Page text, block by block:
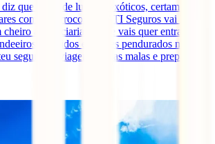
que gosta de lugares exóticos, certamente
como Marrocos. A IATI Seguros vai levar-
cheiro a especiarias, onde vais quer entrar em
coloridos e tapetes pendurados nas
seguro de viagens, faz as malas e prepara-te